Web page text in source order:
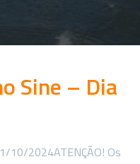
Sine – Dia
10/2024ATENÇÃO! Os